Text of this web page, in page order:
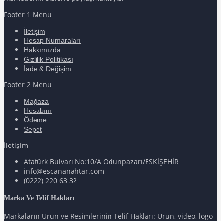
Footer 1 Menu
İletişim
Hesap Numaraları
Hakkımızda
Gizlilik Politikası
İade & Değişim
Footer 2 Menu
Mağaza
Hesabım
Ödeme
Sepet
İletişim
Atatürk Bulvarı No:10/A Odunpazarı/ESKİŞEHİR
info@escananahtar.com
(0222) 220 63 32
Marka Ve Telif Hakları
Markaların Ürün ve Resimlerinin Telif Hakları: Ürün, video, logo